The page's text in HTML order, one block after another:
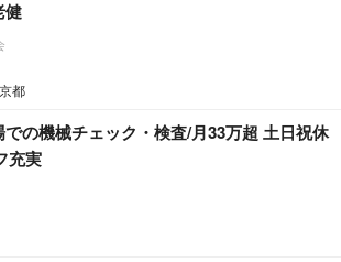
健
都
の機械チェック・検査/月33万超 土日祝休
充実